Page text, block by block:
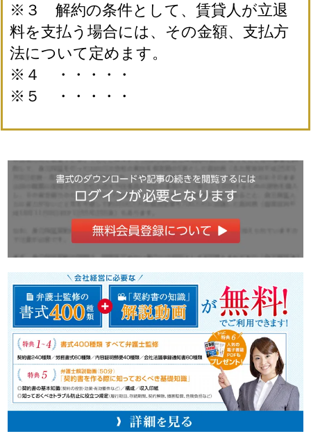
※３ 解約の条件として、賃貸人が立退
料を支払う場合には、その金額、支払方
法について定めます。
※４ ・・・・・
※５ ・・・・・